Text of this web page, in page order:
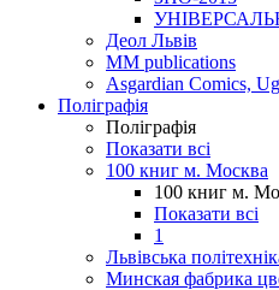
Деол Львів
MM publications
Asgardian Comics,
Поліграфія
Поліграфія
Показати всі
100 книг м. Москва
100 книг м.
Показати всі
1
Львівська
Минская фабрика